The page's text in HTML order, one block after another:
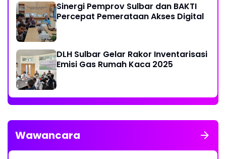
Sinergi Pemprov Sulbar dan BAKTI
Percepat Pemerataan Akses Digital
DLH Sulbar Gelar Rakor Inventarisasi
Emisi Gas Rumah Kaca 2025
Wawancara